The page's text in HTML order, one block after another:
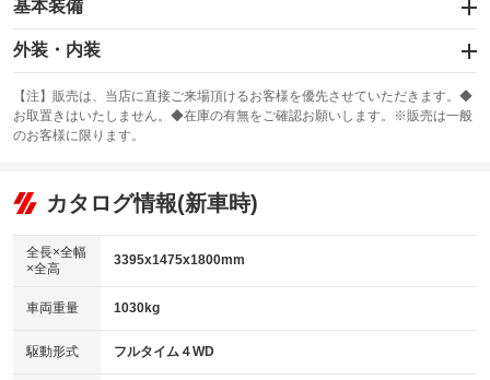
基本装備
エアバッグ：運転席/助手席/サイド
：装備あり
：装備あり
サンルーフ
：装備なし ABS
リフトアップ
：装備なし
：装備なし
パワーウィンドウ
アイドリングストップ
：装備なし
USB入力端子
：装備あり
外装・内装
カーナビ：SDナビ
：装備あり
TV：フルセグ
：装備あり
ビジュアル：-／DVD再生
：装備あり
アルミホイール：15インチ
：装備あり
HID(キセノンライト)
【注】販売は、当店に直接ご来場頂けるお客様を優先させていただきます。◆
お取置きはいたしません。◆在庫の有無をご確認お願いします。※販売は一般
のお客様に限ります。
カタログ情報(新車時)
全長×全幅
×全高
3395x1475x1800mm
車両重量 1030kg
駆動形式 フルタイム４WD